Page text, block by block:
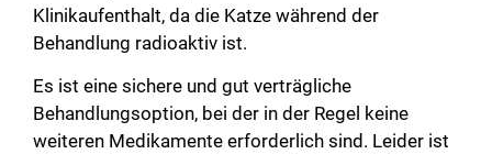
Klinikaufenthalt, da die Katze während der
Behandlung radioaktiv ist.
Es ist eine sichere und gut verträgliche
Behandlungsoption, bei der in der Regel keine
weiteren Medikamente erforderlich sind. Leider ist